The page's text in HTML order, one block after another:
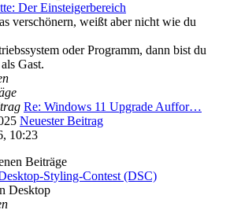
Der Einsteigerbereich
verschönern, weißt aber nicht wie du
oder Programm, dann bist du
Gast.
Re: Windows 11 Upgrade Auffor…
Neuester Beitrag
10:23
Styling-Contest (DSC)
Desktop